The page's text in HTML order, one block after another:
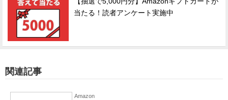
当たる！読者アンケート実施中
関連記事
Amazon